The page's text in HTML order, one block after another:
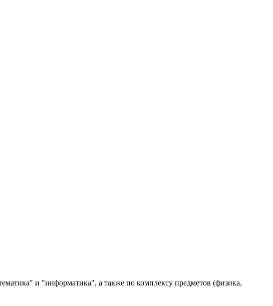
и "информатика", а также по комплексу предметов (физика,